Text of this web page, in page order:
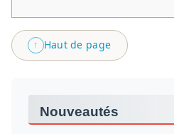
↑ Haut de page
Nouveautés